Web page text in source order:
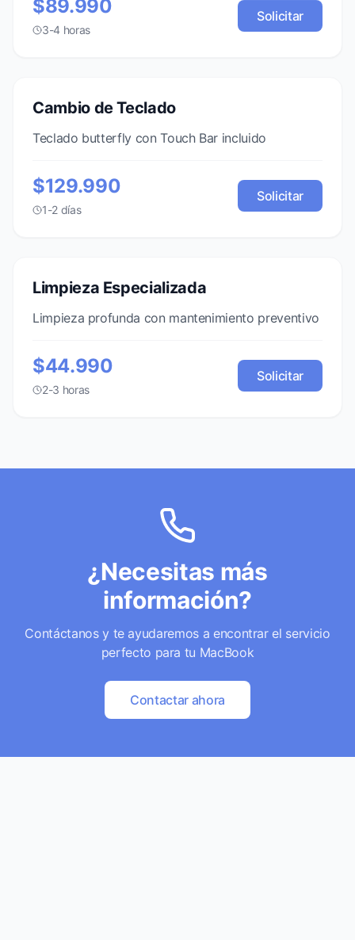
$89.990
3-4 horas
Solicitar
Cambio de Teclado
Teclado butterfly con Touch Bar incluido
$129.990
1-2 días
Solicitar
Limpieza Especializada
Limpieza profunda con mantenimiento preventivo
$44.990
2-3 horas
Solicitar
¿Necesitas más
información?
Contáctanos y te ayudaremos a encontrar el servicio
perfecto para tu MacBook
Contactar ahora